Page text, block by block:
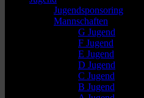
Jugendsponsoring
Mannschaften
G Jugend
F Jugend
E Jugend
D Jugend
C Jugend
B Jugend